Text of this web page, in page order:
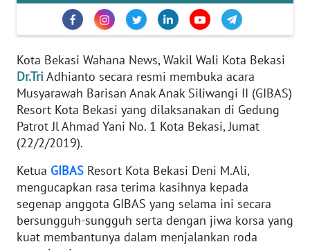
Kota Bekasi Wahana News, Wakil Wali Kota Bekasi
Dr.TriAdhianto secara resmi membuka acara
Musyarawah Barisan Anak Anak Siliwangi II (GIBAS)
Resort Kota Bekasi yang dilaksanakan di Gedung
Patrot Jl Ahmad Yani No. 1 Kota Bekasi, Jumat
(22/2/2019).
Ketua GIBAS Resort Kota Bekasi Deni M.Ali,
mengucapkan rasa terima kasihnya kepada
segenap anggota GIBAS yang selama ini secara
bersungguh-sungguh serta dengan jiwa korsa yang
kuat membantunya dalam menjalankan roda
OLAHRAGA
EDITORIAL
Informasi
INDEKS
BERITA
KONTAK
KAMI